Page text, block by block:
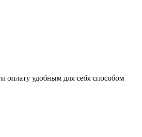
оплату удобным для себя способом